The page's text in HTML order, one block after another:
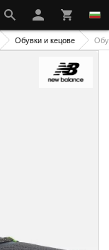
Обувки и кецове